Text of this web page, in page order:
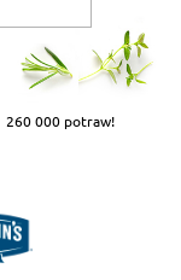
260 000 potraw!